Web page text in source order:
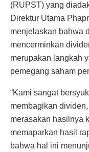
(RUPST) yang
Direktur Utama
menjelaskan bahwa
mencerminkan
merupakan langkah
pemegang saham
“Kami sangat
membagikan
merasakan hasilnya
memaparkan hasil
bahwa hal ini